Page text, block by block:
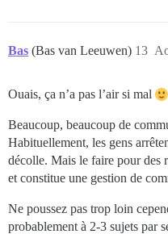
Bas (Bas van Leeuwen) 13
Ouais, ça n’a pas l’air si mal
Beaucoup, beaucoup de
Habituellement, les gens
décolle. Mais le faire pour des
et constitue une gestion de
Ne poussez pas trop loin
probablement à 2-3 sujets par